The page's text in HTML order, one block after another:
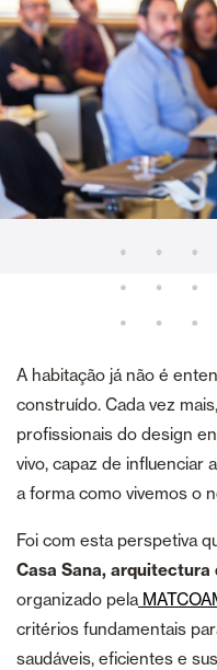
A habitação já não é
construído. Cada vez
profissionais do design
vivo, capaz de influenciar
a forma como vivemos o
Foi com esta perspetiva
Casa Sana, arquitectura
organizado pela
critérios fundamentais
saudáveis, eficientes e